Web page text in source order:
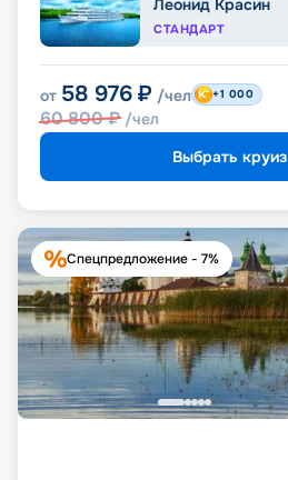
Леонид Красин
СТАНДАРТ
от 58 976 ₽ /чел
60 800₽ /чел
+1 000
Выбрать круиз
Спецпредложение - 7%